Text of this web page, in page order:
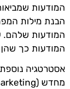
המודעות
הבנת מילות
המודעות שלהם.
המודעות כך שהן
אסטרטגיה